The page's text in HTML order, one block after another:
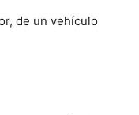
de un vehículo